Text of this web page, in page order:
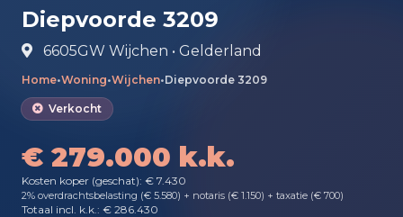
Diepvoorde 3209
6605GW Wijchen • Gelderland
Home•Woning•Wijchen•Diepvoorde 3209
Verkocht
€ 279.000 k.k.
Kosten koper (geschat): € 7.430
2% overdrachtsbelasting (€ 5.580) + notaris (€ 1.150) + taxatie (€ 700)
Totaal incl. k.k.: € 286.430